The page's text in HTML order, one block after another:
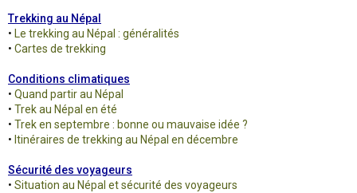
Trekking au Népal
• Le trekking au Népal : généralités
• Cartes de trekking
Conditions climatiques
• Quand partir au Népal
• Trek au Népal en été
• Trek en septembre : bonne ou mauvaise idée ?
• Itinéraires de trekking au Népal en décembre
Sécurité des voyageurs
• Situation au Népal et sécurité des voyageurs